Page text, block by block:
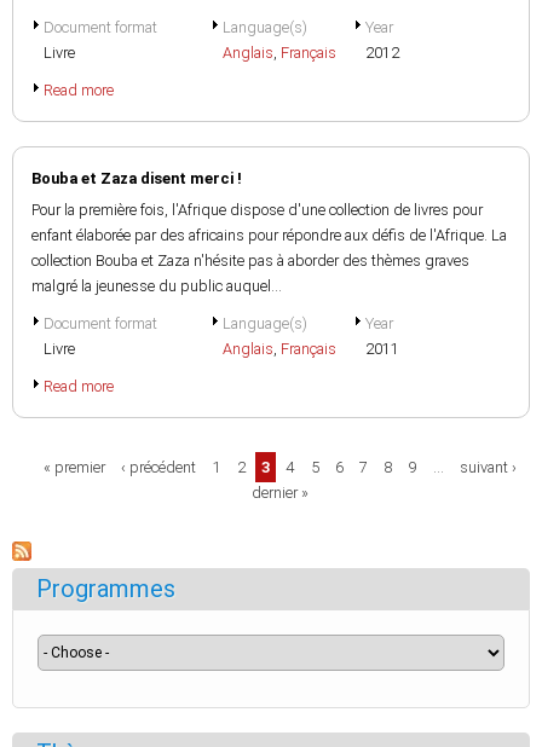
Document format
Livre
Language(s)
Anglais, Français
Year
2012
Read more
Bouba et Zaza disent merci !
Pour la première fois, l'Afrique dispose d'une collection de livres pour
enfant élaborée par des africains pour répondre aux défis de l'Afrique. La
collection Bouba et Zaza n'hésite pas à aborder des thèmes graves
malgré la jeunesse du public auquel...
Document format
Livre
Language(s)
Anglais, Français
Year
2011
Read more
Pages
« premier ‹ précédent 1 2 3 4 5 6 7 8 9 …
suivant ›
dernier »
Programmes